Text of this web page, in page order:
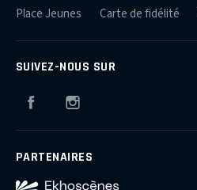
Place Jeunes
Carte de fidélité
SUIVEZ-NOUS SUR
Facebook
PARTENAIRES